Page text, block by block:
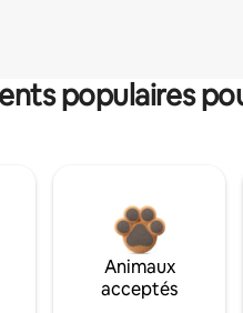
populaires
Animaux
acceptés